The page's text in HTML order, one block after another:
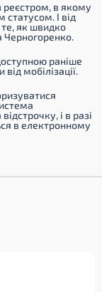
реєстром, в якому
статусом. І від
те, як швидко
Черногоренко.
раніше
мобілізації.
і в разі
в електронному